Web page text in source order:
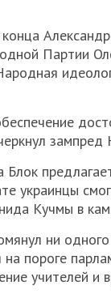
Партии
украинцы
Кучмы в
ни одного
на пороге
учителей и